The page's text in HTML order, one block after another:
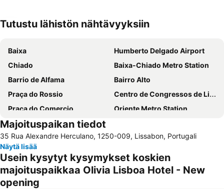
Tutustu lähistön nähtävyyksiin
Baixa
Humberto Delgado Airport
Chiado
Baixa-Chiado Metro Station
Barrio de Alfama
Bairro Alto
Praça do Rossio
Centro de Congressos de Lisboa
Praça do Comercio
Oriente Metro Station
Rossio railway station
Aeroporto Metro Station
FIL Feira Internacional de Lisboa
Parque Eduardo VII
MEO Arena
Garo do Oriente
Estorillin kasino
Cais do Sodré Metro Station
Majoituspaikan tiedot
35 Rua Alexandre Herculano, 1250-009, Lissabon, Portugali
Näytä lisää
Usein kysytyt kysymykset koskien
majoituspaikkaa Olivia Lisboa Hotel - New
opening